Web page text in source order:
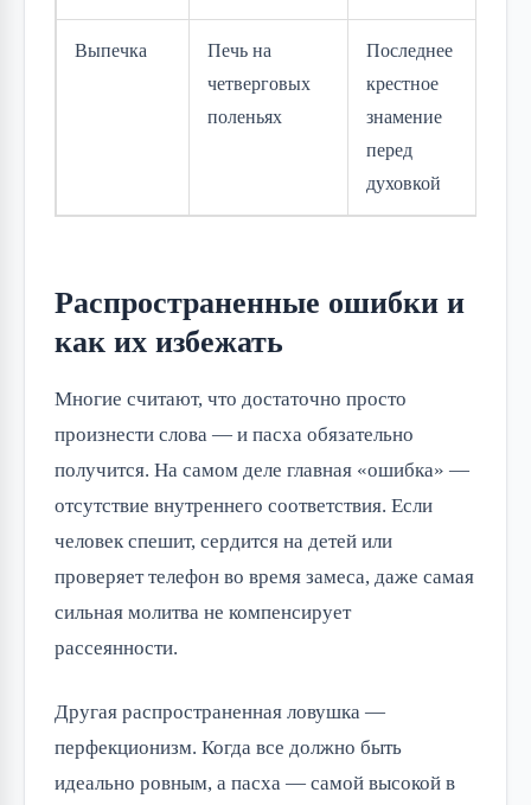
Выпечка
Печь на
четверговых
поленьях
Последнее
крестное
знамение
перед
духовкой
Распространенные ошибки и
как их избежать
Многие считают, что достаточно просто
произнести слова — и пасха обязательно
получится. На самом деле главная «ошибка» —
отсутствие внутреннего соответствия. Если
человек спешит, сердится на детей или
проверяет телефон во время замеса, даже самая
сильная молитва не компенсирует
рассеянности.
Другая распространенная ловушка —
перфекционизм. Когда все должно быть
идеально ровным, а пасха — самой высокой в